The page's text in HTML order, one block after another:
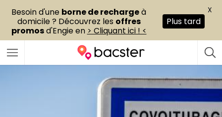
Besoin d'une borne de rechargeà
domicile ? Découvrez les offres
promosd'Engie en > Cliquant ici ! <
Plus tard
X